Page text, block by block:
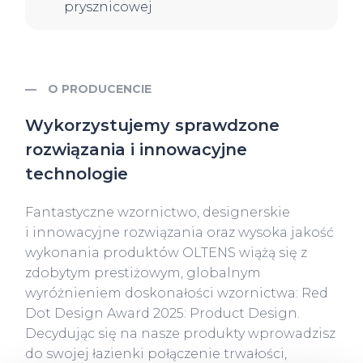
prysznicowej
O PRODUCENCIE
Wykorzystujemy sprawdzone
rozwiązania i innowacyjne
technologie
Fantastyczne wzornictwo, designerskie
i innowacyjne rozwiązania oraz wysoka jakość
wykonania produktów OLTENS wiążą się z
zdobytym prestiżowym, globalnym
wyróżnieniem doskonałości wzornictwa: Red
Dot Design Award 2025: Product Design.
Decydując się na nasze produkty wprowadzisz
do swojej łazienki połączenie trwałości,